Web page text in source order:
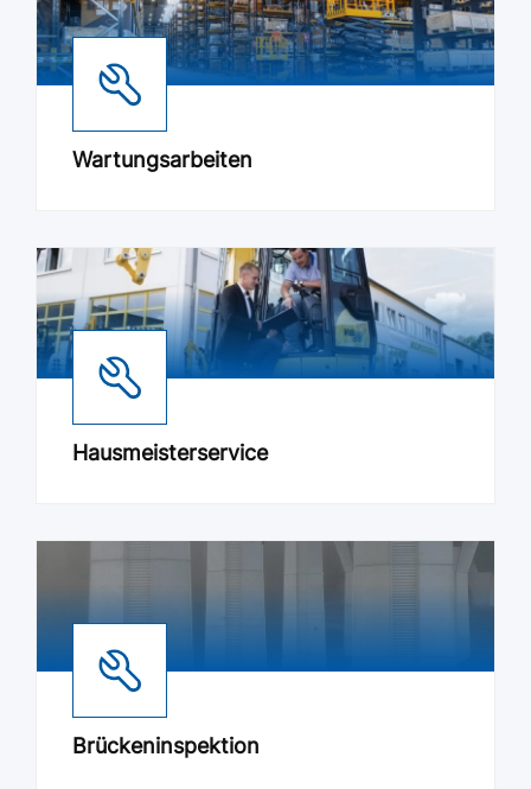
Wartungsarbeiten
Hausmeisterservice
Brückeninspektion